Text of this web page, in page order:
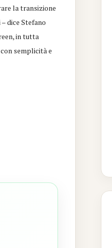
la transizione
dice Stefano
in tutta
semplicità e